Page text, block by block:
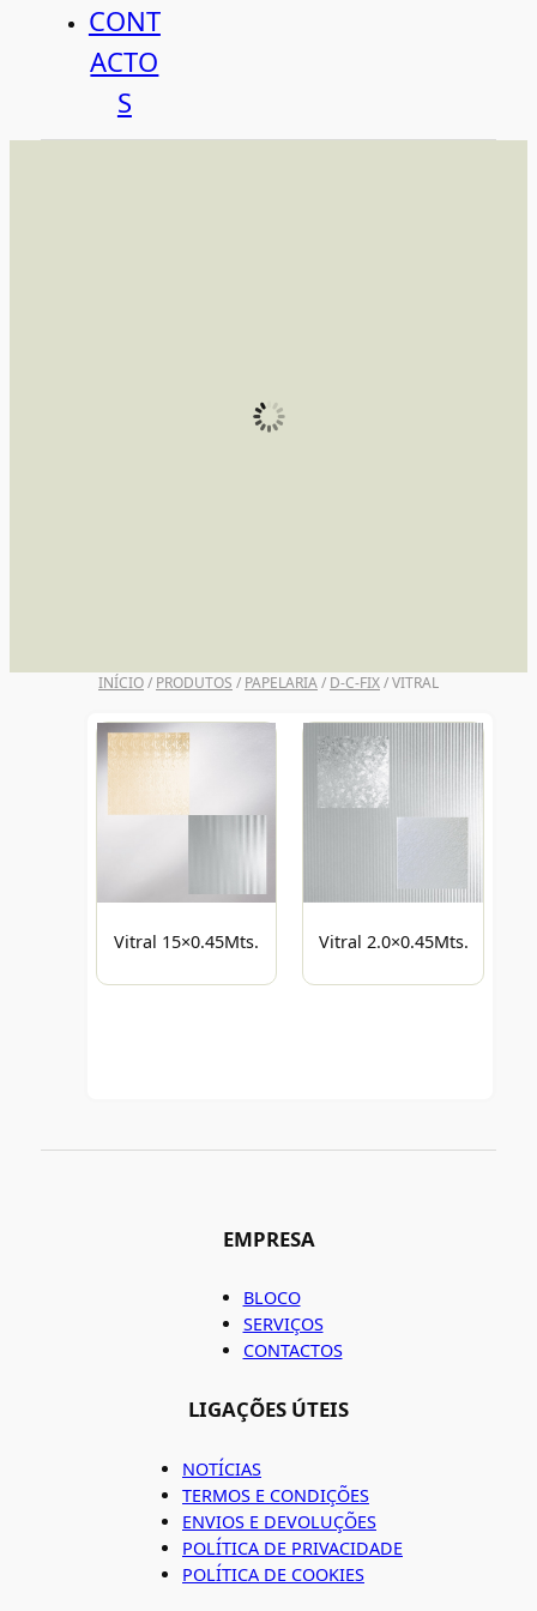
CONT
ACTO
S
INÍCIO/ PRODUTOS / PAPELARIA/ D-C-FIX/ VITRAL
Vitral 15×0.45Mts. Vitral 2.0×0.45Mts.
EMPRESA
BLOCO
SERVIÇOS
CONTACTOS
LIGAÇÕES ÚTEIS
NOTÍCIAS
TERMOS E CONDIÇÕES
ENVIOS E DEVOLUÇÕES
POLÍTICA DE PRIVACIDADE
POLÍTICA DE COOKIES